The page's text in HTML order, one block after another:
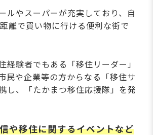
ルやスーパーが充実しており、自
離で買い物に行ける便利な街で
経験者でもある「移住リーダー」
民や企業等の方からなる「移住サ
し、「たかまつ移住応援隊」を発
や移住に関するイベントなど